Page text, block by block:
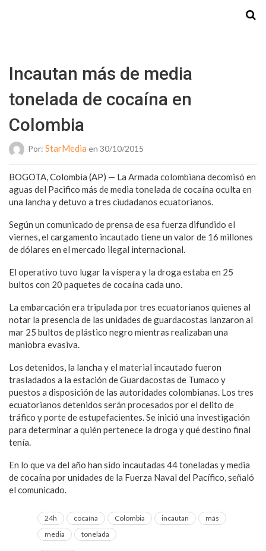
Incautan más de media
tonelada de cocaína en
Colombia
Por: StarMedia en 30/10/2015
BOGOTA, Colombia (AP) — La Armada colombiana decomisó en
aguas del Pacifico más de media tonelada de cocaína oculta en
una lancha y detuvo a tres ciudadanos ecuatorianos.
Según un comunicado de prensa de esa fuerza difundido el
viernes, el cargamento incautado tiene un valor de 16 millones
de dólares en el mercado ilegal internacional.
El operativo tuvo lugar la víspera y la droga estaba en 25
bultos con 20 paquetes de cocaína cada uno.
La embarcación era tripulada por tres ecuatorianos quienes al
notar la presencia de las unidades de guardacostas lanzaron al
mar 25 bultos de plástico negro mientras realizaban una
maniobra evasiva.
Los detenidos, la lancha y el material incautado fueron
trasladados a la estación de Guardacostas de Tumaco y
puestos a disposición de las autoridades colombianas. Los tres
ecuatorianos detenidos serán procesados por el delito de
tráfico y porte de estupefacientes. Se inició una investigación
para determinar a quién pertenece la droga y qué destino final
tenía.
En lo que va del año han sido incautadas 44 toneladas y media
de cocaína por unidades de la Fuerza Naval del Pacífico, señaló
el comunicado.
24h cocaína Colombia incautan
más
media
tonelada